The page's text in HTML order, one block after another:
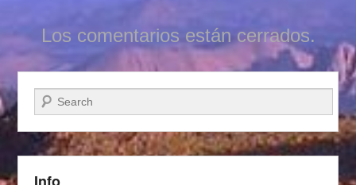
Los comentarios están cerrados.
Buscar
Info